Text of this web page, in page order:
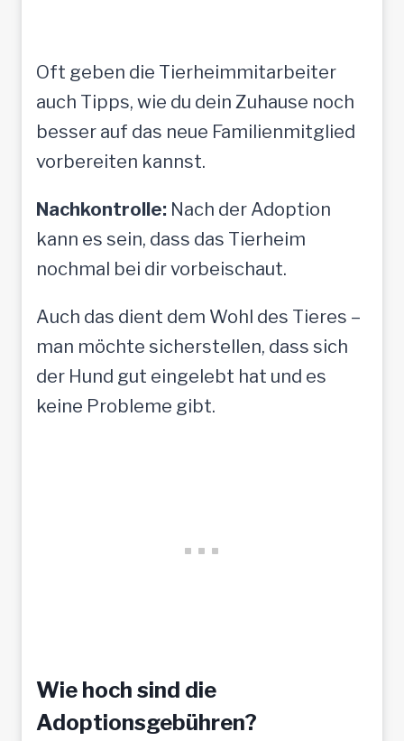
Oft geben die Tierheimmitarbeiter
auch Tipps, wie du dein Zuhause noch
besser auf das neue Familienmitglied
vorbereiten kannst.
Nachkontrolle: Nach der Adoption
kann es sein, dass das Tierheim
nochmal bei dir vorbeischaut.
Auch das dient dem Wohl des Tieres –
man möchte sicherstellen, dass sich
der Hund gut eingelebt hat und es
keine Probleme gibt.
Wie hoch sind die
Adoptionsgebühren?